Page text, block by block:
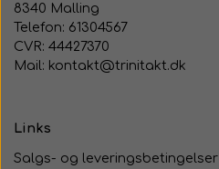
8340 Malling
Telefon: 61304567
CVR: 44427370
Mail: kontakt@trinitakt.dk
Links
Salgs- og leveringsbetingelser